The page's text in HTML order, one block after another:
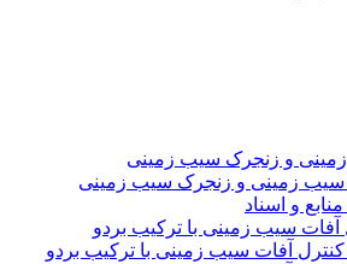
و زنجرک سیب زمینی
زمینی و زنجرک سیب زمینی
و اسناد
سیب زمینی با ترکیب بردو
آفات سیب زمینی با ترکیب بردو